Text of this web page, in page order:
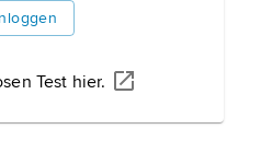
Test hier.